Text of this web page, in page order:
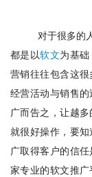
对于很多的
都是以软文为基
营销往往包含这
经营活动与销售
广而告之，让越
就很好操作，要
广取得客户的信
家专业的软文推